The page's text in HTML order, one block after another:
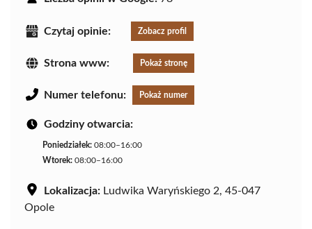
Czytaj opinie: Zobacz profil
Strona www: Pokaż stronę
Numer telefonu: Pokaż numer
Godziny otwarcia:
Poniedziałek: 08:00–16:00
Wtorek: 08:00–16:00
Lokalizacja: Ludwika Waryńskiego 2, 45-047
Opole